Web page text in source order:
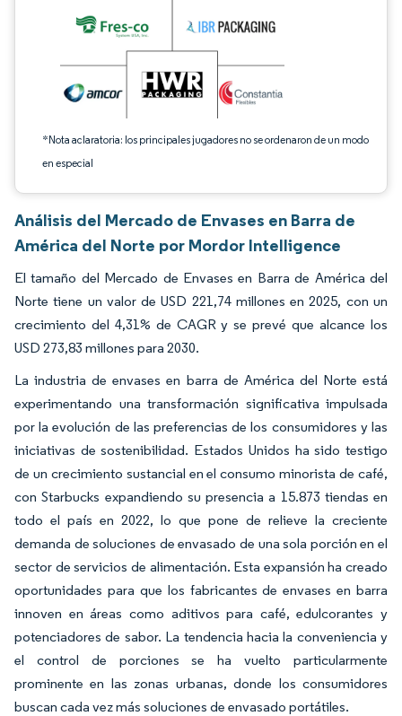
*Nota aclaratoria: los principales jugadores no se ordenaron de un modo
en especial
Análisis del Mercado de Envases en Barra de
América del Norte por Mordor Intelligence
El tamaño del Mercado de Envases en Barra de América del
Norte tiene un valor de USD 221,74 millones en 2025, con un
crecimiento del 4,31% de CAGR y se prevé que alcance los
USD 273,83 millones para 2030.
La industria de envases en barra de América del Norte está
experimentando una transformación significativa impulsada
por la evolución de las preferencias de los consumidores y las
iniciativas de sostenibilidad. Estados Unidos ha sido testigo
de un crecimiento sustancial en el consumo minorista de café,
con Starbucks expandiendo su presencia a 15.873 tiendas en
todo el país en 2022, lo que pone de relieve la creciente
demanda de soluciones de envasado de una sola porción en el
sector de servicios de alimentación. Esta expansión ha creado
oportunidades para que los fabricantes de envases en barra
innoven en áreas como aditivos para café, edulcorantes y
potenciadores de sabor. La tendencia hacia la conveniencia y
el control de porciones se ha vuelto particularmente
prominente en las zonas urbanas, donde los consumidores
buscan cada vez más soluciones de envasado portátiles.